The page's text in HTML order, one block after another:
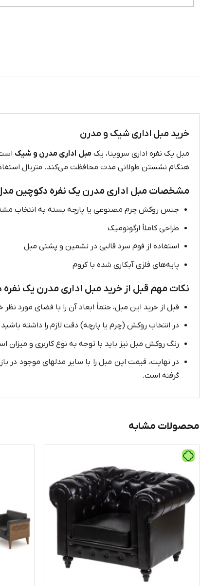
خرید مبل اداری شیک و مدرن
مبل یک نفره اداری سروینا، یک مبل اداری مدرن و شیک
هنگام نشستن طولانی مدت محافظت می‌کند. متریال
مشخصات مبل اداری مدرن یک نفره دکوچین
جنس روکش چرم مصنوعی یا پارچه بسته به انتخاب
طراحی کاملاً ارگونومیک
استفاده از فوم سرد قالبی در نشمین و پشتی مبل
پایه‌های فلزی آبکاری شده با کروم
نکات مهم قبل از خرید مبل اداری مدرن یک
قبل از خرید این مبل، حتماً ابعاد آن را با فضای مورد
در انتخاب روکش (چرم یا پارچه) دقت لازم را داشته
رنگ روکش مبل نیز باید با توجه به نوع کاربری و
در نهایت، قیمت این مبل را با سایر مدلهای موجود در
گرفته است.
محصولات مشابه